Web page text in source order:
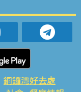
銅鑼灣好去處